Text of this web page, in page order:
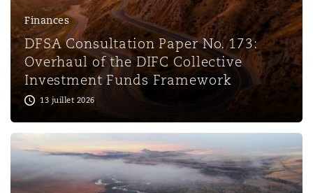
Entretien, réparation et
Droit aérien commercial
Droit réglementaire
Couverture d’assurance
Risques politiques et crédit
Bator
Jersey
York
Finances
DFSA Consultation Paper No. 173:
Overhaul of the DIFC Collective
Investment Funds Framework
13 juillet 2026